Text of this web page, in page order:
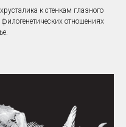
к стенкам глазного
отношениях